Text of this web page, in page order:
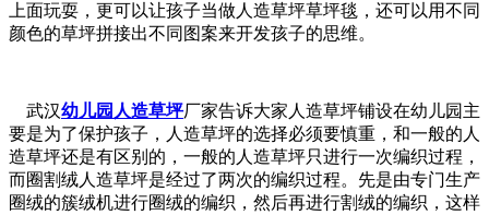
上面玩耍，更可以让孩子当做人造草坪草坪毯，还可以用不同
颜色的草坪拼接出不同图案来开发孩子的思维。
武汉幼儿园人造草坪厂家告诉大家人造草坪铺设在幼儿园主
要是为了保护孩子，人造草坪的选择必须要慎重，和一般的人
造草坪还是有区别的，一般的人造草坪只进行一次编织过程，
而圈割绒人造草坪是经过了两次的编织过程。先是由专门生产
圈绒的簇绒机进行圈绒的编织，然后再进行割绒的编织，这样